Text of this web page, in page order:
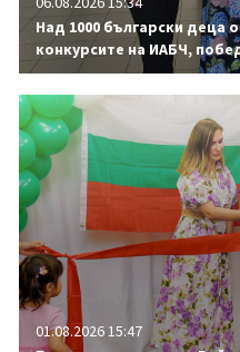
Над 1000 български деца
конкурсите на ИАБЧ,
01.08.2026 15:47